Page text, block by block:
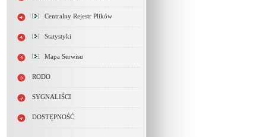
Centralny Rejestr Plików
Statystyki
Mapa Serwisu
RODO
SYGNALIŚCI
DOSTĘPNOŚĆ